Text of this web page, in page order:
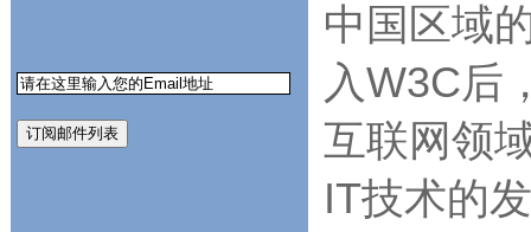
中国区域
入W3C后
互联网领
IT技术的